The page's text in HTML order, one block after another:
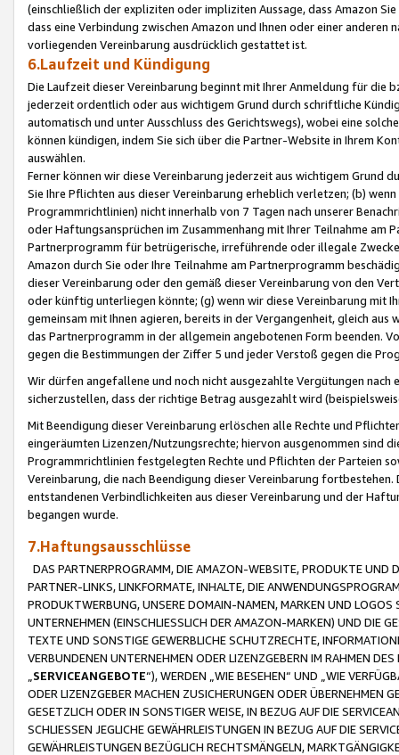
(einschließlich der expliziten oder impliziten Aussage, dass Amazon
dass eine Verbindung zwischen Amazon und Ihnen oder einer
vorliegenden Vereinbarung ausdrücklich gestattet ist.
6.Laufzeit und Kündigung
Die Laufzeit dieser Vereinbarung beginnt mit Ihrer Anmeldung für die
jederzeit ordentlich oder aus wichtigem Grund durch schriftliche
automatisch und unter Ausschluss des Gerichtswegs), wobei eine
können kündigen, indem Sie sich über die Partner-Website in Ihrem
auswählen.
Ferner können wir diese Vereinbarung jederzeit aus wichtigem Grund
Sie Ihre Pflichten aus dieser Vereinbarung erheblich verletzen; (b)
Programmrichtlinien) nicht innerhalb von 7 Tagen nach unserer
oder Haftungsansprüchen im Zusammenhang mit Ihrer Teilnahme am
Partnerprogramm für betrügerische, irreführende oder illegale
Amazon durch Sie oder Ihre Teilnahme am Partnerprogramm
dieser Vereinbarung oder den gemäß dieser Vereinbarung von den
oder künftig unterliegen könnte; (g) wenn wir diese Vereinbarung mit
gemeinsam mit Ihnen agieren, bereits in der Vergangenheit, gleich
das Partnerprogramm in der allgemein angebotenen Form beenden.
gegen die Bestimmungen der Ziffer 5 und jeder Verstoß gegen die
Wir dürfen angefallene und noch nicht ausgezahlte Vergütungen
sicherzustellen, dass der richtige Betrag ausgezahlt wird
Mit Beendigung dieser Vereinbarung erlöschen alle Rechte und
eingeräumten Lizenzen/Nutzungsrechte; hiervon ausgenommen sind
Programmrichtlinien festgelegten Rechte und Pflichten der Parteien
Vereinbarung, die nach Beendigung dieser Vereinbarung
entstandenen Verbindlichkeiten aus dieser Vereinbarung und der
begangen wurde.
7.Haftungsausschlüsse
DAS PARTNERPROGRAMM, DIE AMAZON-WEBSITE, PRODUKTE UND
PARTNER-LINKS, LINKFORMATE, INHALTE, DIE
PRODUKTWERBUNG, UNSERE DOMAIN-NAMEN, MARKEN UND
UNTERNEHMEN (EINSCHLIESSLICH DER AMAZON-MARKEN) UND DIE
TEXTE UND SONSTIGE GEWERBLICHE SCHUTZRECHTE,
VERBUNDENEN UNTERNEHMEN ODER LIZENZGEBERN IM RAHMEN
SERVICEANGEBOTE“), WERDEN „WIE BESEHEN“ UND „WIE
ODER LIZENZGEBER MACHEN ZUSICHERUNGEN ODER ÜBERNEHMEN
GESETZLICH ODER IN SONSTIGER WEISE, IN BEZUG AUF DIE
SCHLIESSEN JEGLICHE GEWÄHRLEISTUNGEN IN BEZUG AUF DIE
GEWÄHRLEISTUNGEN BEZÜGLICH RECHTSMÄNGELN,